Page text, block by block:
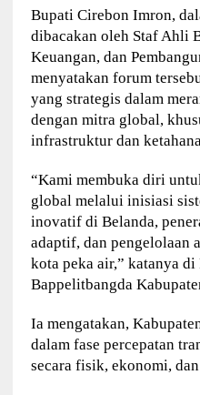
Bupati Cirebon Imron,
dibacakan oleh Staf Ahli
Keuangan, dan
menyatakan forum
yang strategis dalam
dengan mitra global,
infrastruktur dan
“Kami membuka diri
global melalui inisiasi
inovatif di Belanda,
adaptif, dan pengelolaan
kota peka air,” katanya di
Bappelitbangda
Ia mengatakan,
dalam fase percepatan
secara fisik, ekonomi,